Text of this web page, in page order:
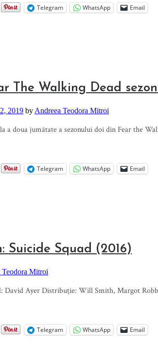
Telegram WhatsApp Email
The Walking Dead
2019 by Andreea Teodora Mitroi
a doua jumătate a sezonului doi din Fear the
Telegram WhatsApp Email
Suicide Squad (2016)
Teodora Mitroi
David Ayer Distribuție: Will Smith, Margot
Telegram WhatsApp Email